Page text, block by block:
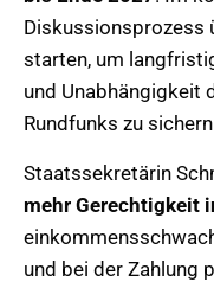
Diskussionsprozess
starten, um
und Unabhängigkeit
Rundfunks zu
Staatssekretärin
mehr Gerechtigkeit
und bei der Zahlung